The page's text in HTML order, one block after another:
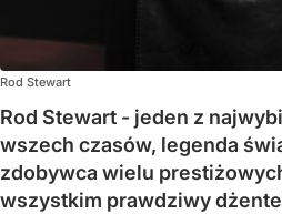
Rod Stewart
Rod Stewart - jeden z
wszech czasów, legenda
zdobywca wielu
wszystkim prawdziwy